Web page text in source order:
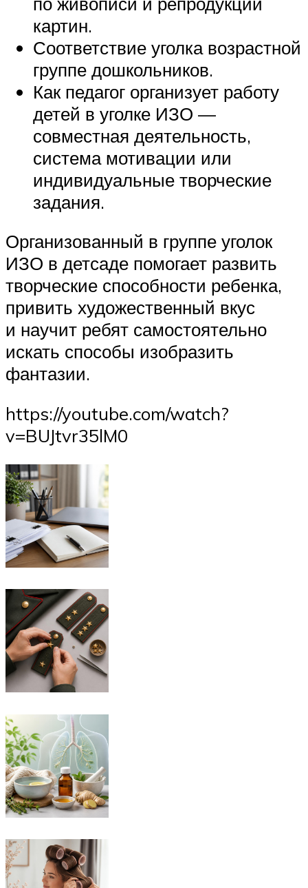
картин.
Соответствие уголка возрастной
группе дошкольников.
Как педагог организует работу
детей в уголке ИЗО —
совместная деятельность,
система мотивации или
индивидуальные творческие
задания.
Организованный в группе уголок
ИЗО в детсаде помогает развить
творческие способности ребенка,
привить художественный вкус
и научит ребят самостоятельно
искать способы изобразить
фантазии.
https://youtube.com/watch?
v=BUJtvr35lM0